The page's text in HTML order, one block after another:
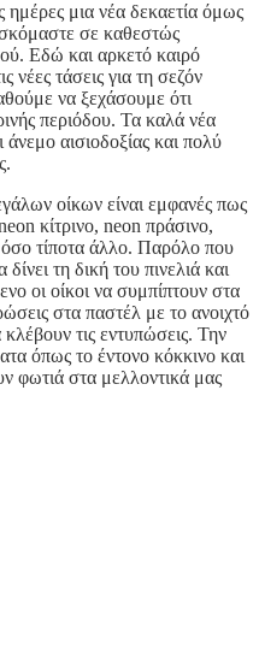
μια νέα δεκαετία όμως
σε καθεστώς
Εδώ και αρκετό καιρό
νέες τάσεις για τη σεζόν
να ξεχάσουμε ότι
περιόδου. Τα καλά νέα
άνεμο αισιοδοξίας και πολύ
οίκων είναι εμφανές πως
κίτρινο, neon πράσινο,
τίποτα άλλο. Παρόλο που
τη δική του πινελιά και
οι οίκοι να συμπίπτουν στα
στα παστέλ με το ανοιχτό
τις εντυπώσεις. Την
όπως το έντονο κόκκινο και
φωτιά στα μελλοντικά μας